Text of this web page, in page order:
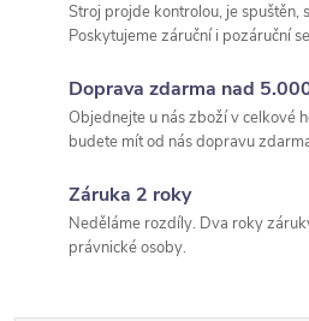
Stroj projde kontrolou, je spuštěn,
Poskytujeme záruční i pozáruční
Doprava zdarma nad
Objednejte u nás zboží v celkové
budete mít od nás dopravu
Záruka 2 roky
Neděláme rozdíly. Dva roky
právnické osoby.